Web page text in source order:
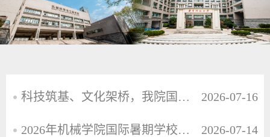
科技筑基、文化架桥，我院国际暑期学校搭建国际青年对话平台 2026-07-16
2026年机械学院国际暑期学校开设亚琛工大机器人系列精品课程 2026-07-14